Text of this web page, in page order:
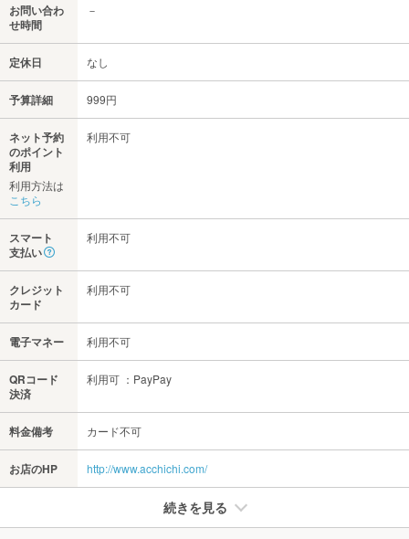
お問い合わ
せ時間
－
定休日 なし
予算詳細 999円
ネット予約
のポイント
利用
利用方法は
こちら
利用不可
スマート
支払い
利用不可
クレジット
カード
利用不可
電子マネー 利用不可
QRコード
決済
利用可 ：PayPay
料金備考 カード不可
お店のHP http://www.acchichi.com/
続きを見る